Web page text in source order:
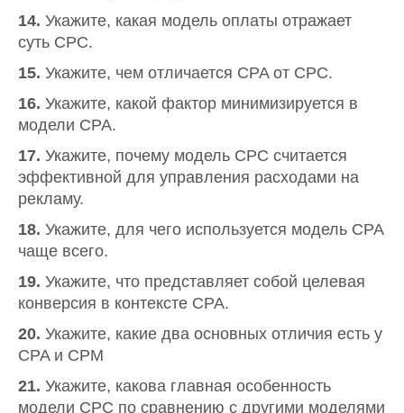
14. Укажите, какая модель оплаты отражает
суть CPC.
15. Укажите, чем отличается CPA от CPC.
16. Укажите, какой фактор минимизируется в
модели CPA.
17. Укажите, почему модель CPC считается
эффективной для управления расходами на
рекламу.
18. Укажите, для чего используется модель CPA
чаще всего.
19. Укажите, что представляет собой целевая
конверсия в контексте CPA.
20. Укажите, какие два основных отличия есть у
CPA и CPM
21. Укажите, какова главная особенность
модели CPC по сравнению с другими моделями